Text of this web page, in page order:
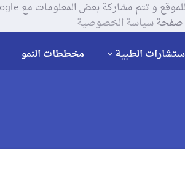
صفحةسياسة الخصوصية
الطبية مخططات النمو